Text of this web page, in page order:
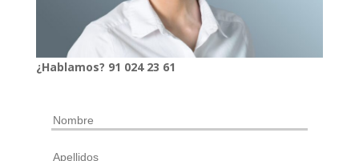
¿Hablamos? 91 024 23 61